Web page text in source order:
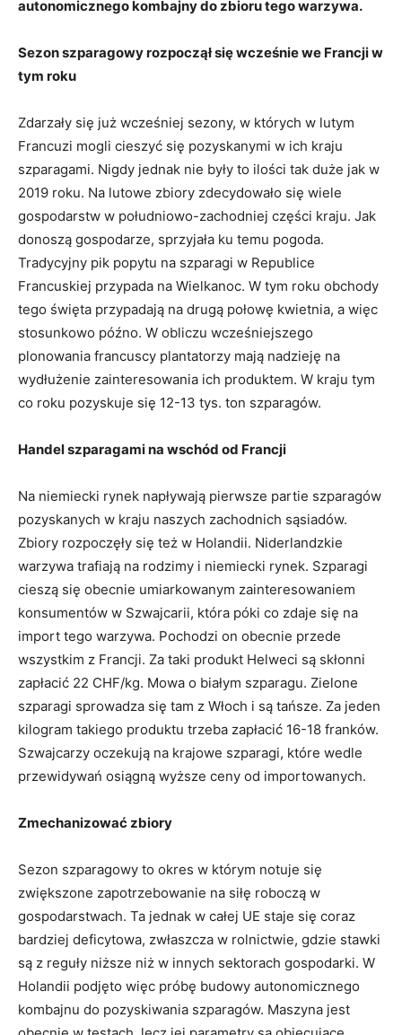
autonomicznego kombajny do zbioru tego warzywa.
Sezon szparagowy rozpoczął się wcześnie we Francji w
tym roku
Zdarzały się już wcześniej sezony, w których w lutym
Francuzi mogli cieszyć się pozyskanymi w ich kraju
szparagami. Nigdy jednak nie były to ilości tak duże jak w
2019 roku. Na lutowe zbiory zdecydowało się wiele
gospodarstw w południowo-zachodniej części kraju. Jak
donoszą gospodarze, sprzyjała ku temu pogoda.
Tradycyjny pik popytu na szparagi w Republice
Francuskiej przypada na Wielkanoc. W tym roku obchody
tego święta przypadają na drugą połowę kwietnia, a więc
stosunkowo późno. W obliczu wcześniejszego
plonowania francuscy plantatorzy mają nadzieję na
wydłużenie zainteresowania ich produktem. W kraju tym
co roku pozyskuje się 12-13 tys. ton szparagów.
Handel szparagami na wschód od Francji
Na niemiecki rynek napływają pierwsze partie szparagów
pozyskanych w kraju naszych zachodnich sąsiadów.
Zbiory rozpoczęły się też w Holandii. Niderlandzkie
warzywa trafiają na rodzimy i niemiecki rynek. Szparagi
cieszą się obecnie umiarkowanym zainteresowaniem
konsumentów w Szwajcarii, która póki co zdaje się na
import tego warzywa. Pochodzi on obecnie przede
wszystkim z Francji. Za taki produkt Helweci są skłonni
zapłacić 22 CHF/kg. Mowa o białym szparagu. Zielone
szparagi sprowadza się tam z Włoch i są tańsze. Za jeden
kilogram takiego produktu trzeba zapłacić 16-18 franków.
Szwajcarzy oczekują na krajowe szparagi, które wedle
przewidywań osiągną wyższe ceny od importowanych.
Zmechanizować zbiory
Sezon szparagowy to okres w którym notuje się
zwiększone zapotrzebowanie na siłę roboczą w
gospodarstwach. Ta jednak w całej UE staje się coraz
bardziej deficytowa, zwłaszcza w rolnictwie, gdzie stawki
są z reguły niższe niż w innych sektorach gospodarki. W
Holandii podjęto więc próbę budowy autonomicznego
kombajnu do pozyskiwania szparagów. Maszyna jest